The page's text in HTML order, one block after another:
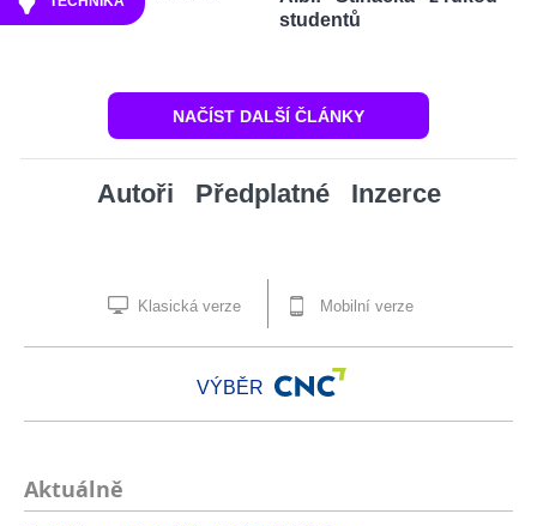
studentů
NAČÍST DALŠÍ ČLÁNKY
Autoři Předplatné Inzerce
Klasická verze Mobilní verze
VÝBĚR
Aktuálně